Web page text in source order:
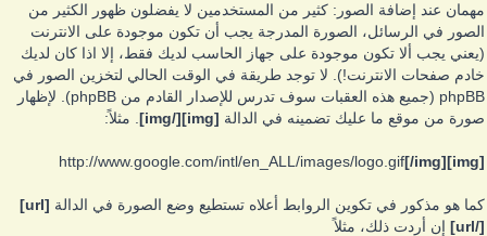
مهمان عند إضافة الصور: كثير من المستخدمين لا يفضلون ظهور الكثير من
الصور في الرسائل، الصورة المدرجة يجب أن تكون موجودة على الانترنت
(يعني يجب ألا تكون موجودة على جهاز الحاسب لديك فقط، إلا اذا كان لديك
خادم صفحات الانترنت!). لا توجد طريقة في الوقت الحالي لتخزين الصور في
phpBB (جميع هذه العقبات سوف تدرس للإصدار القادم من phpBB). لإظهار
صورة من موقع ما عليك تضمينه في الدالة [img][/img] . مثلاً:
[img]
http://www.google.com/intl/en_ALL/images/logo.gif[/img]
كما هو مذكور في تكوين الروابط أعلاه تستطيع وضع الصورة في الدالة
[url]
[/url]
إن أردت ذلك، مثلاً